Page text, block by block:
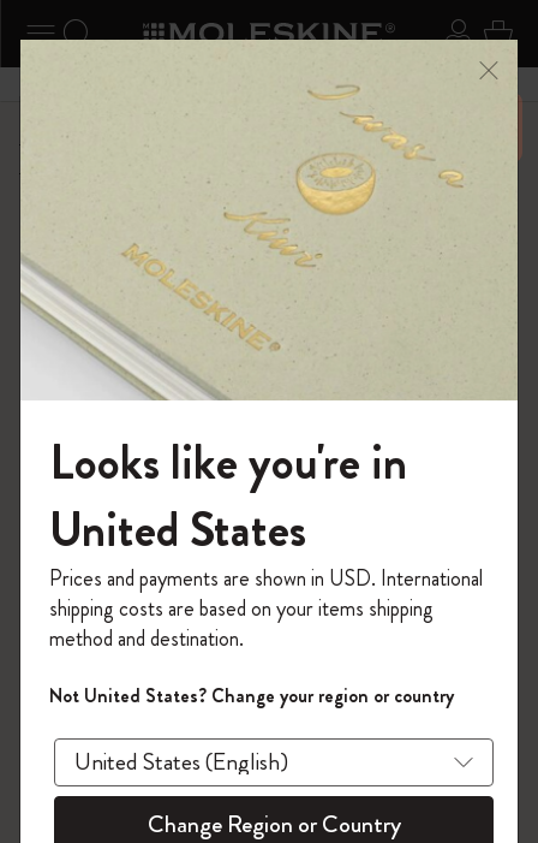
ナビゲーションの切替 ログ
検索 (キーワードなど) カ
6,500円以上のご購入で送料無料 メニ
ーを閉じる
ショップ
『ロード・オブ・ザ・リング』コレクション
zoom.cta
モレスキンの世界へようこそ
「WELCOME10」を入力すると、初回注
文が10%オフ＋送料無料になります。セ
ール・アウトレット品は適用外。
Moleskineアカウントを作成して限定オフ
ァーや会員特典、さらに多くのインスピ
レーションを手に入れましょう。
今すぐ会員登録 !
Looks like you're in
United States
Prices and payments are shown in USD. International
shipping costs are based on your items shipping
method and destination.
Not United States? Change your region or country
Change Region or Country